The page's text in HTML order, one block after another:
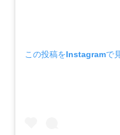
この投稿をInstagramで